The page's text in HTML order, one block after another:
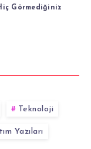
Görmediğiniz
Teknoloji
Yazıları